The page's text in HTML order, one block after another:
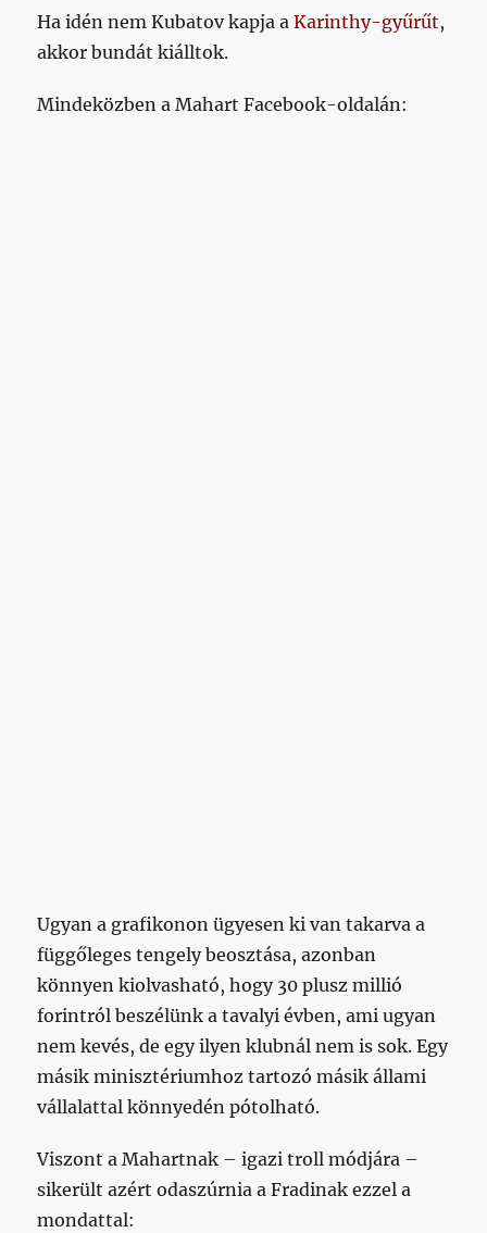
Ha idén nem Kubatov kapja aKarinthy-gyűrűt,
akkor bundát kiálltok.
Mindeközben a Mahart Facebook-oldalán:
Ugyan a grafikonon ügyesen ki van takarva a
függőleges tengely beosztása, azonban
könnyen kiolvasható, hogy 30 plusz millió
forintról beszélünk a tavalyi évben, ami ugyan
nem kevés, de egy ilyen klubnál nem is sok. Egy
másik minisztériumhoz tartozó másik állami
vállalattal könnyedén pótolható.
Viszont a Mahartnak – igazi troll módjára –
sikerült azért odaszúrnia a Fradinak ezzel a
mondattal: